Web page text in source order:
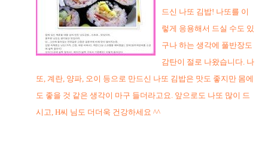
드신 나또 김밥! 나또를 이
렇게 응용해서 드실 수도 있
구나 하는 생각에 풀반장도
감탄이 절로 나왔습니다. 나
또, 계란, 양파, 오이 등으로 만드신 나또 김밥은 맛도 좋지만 몸에
도 좋을 것 같은 생각이 마구 들더라고요. 앞으로도 나또 많이 드
시고, H씨 님도 더더욱 건강하세요 ^^